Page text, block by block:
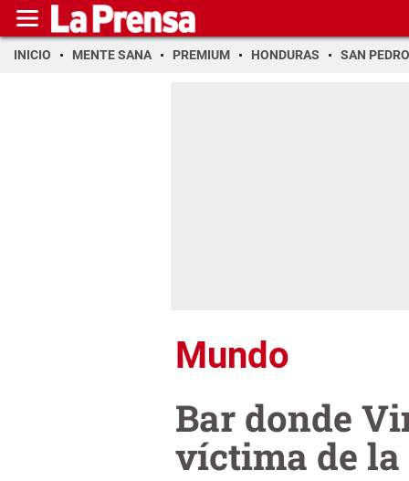
INICIO MENTE SANA PREMIUM HONDURAS SAN PEDRO
Mundo
Bar donde
víctima de